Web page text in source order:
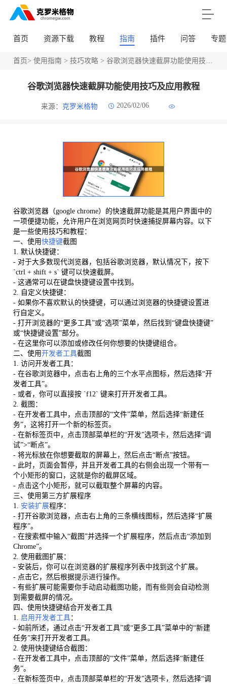
首页 资源下载 教程 指南 插件 问答 专题
首页> 使用指南 > 技巧攻略> 谷歌浏览器快速截屏功能使用技巧及应用教程
谷歌浏览器快速截屏功能使用技巧及应用教程
来源： 克罗米格物 2026/02/06
谷歌浏览器（google chrome）的快速截屏功能是其用户界面中的
一项便捷功能，允许用户在浏览网页时快速捕捉屏幕内容。以下
是一些使用技巧和教程：
一、使用快捷键截图
1. 默认快捷键：
- 对于大多数现代浏览器，包括谷歌浏览器，默认情况下，按下
`ctrl + shift + s` 键可以快速截屏。
- 这通常可以在键盘快捷键设置中找到。
2. 自定义快捷键：
- 如果你不喜欢默认的快捷键，可以通过浏览器的快捷键设置进
行自定义。
- 打开浏览器的“更多工具”或“选项”菜单，然后找到“键盘快捷键”
或“快捷键设置”部分。
- 在这里你可以添加或修改任何你想要的快捷键组合。
二、使用开发者工具截图
1. 访问开发者工具：
- 在谷歌浏览器中，点击右上角的三个水平点图标，然后选择“开
发者工具”。
- 或者，你可以直接按 `f12` 键来打开开发者工具。
2. 截图：
- 在开发者工具中，点击顶部的“文件”菜单，然后选择“新建任
务”，这将打开一个新的标签页。
- 在新标签页中，点击顶部菜单栏的“开发”选项卡，然后选择“调
试”>“断点”。
- 将光标放在你想要截取的屏幕上，然后点击“断点”按钮。
- 此时，页面会暂停，并且开发者工具的右侧会出现一个带有一
个小矩形的窗口，这就是你的截屏区域。
- 点击这个小矩形，就可以截取整个屏幕的内容。
三、使用第三方扩展程序
1. 安装扩展程序：
- 打开谷歌浏览器，点击右上角的三条横线图标，然后选择“扩展
程序”。
- 在搜索框中输入“截图”并选择一个扩展程序，然后点击“添加到
Chrome”。
2. 使用截图扩展：
- 安装后，你可以在浏览器的扩展程序列表中找到这个扩展。
- 点击它，然后根据提示进行操作。
- 有些扩展可能需要你手动启动截图功能，而有些则会自动检测
到需要截屏的情况。
四、使用快捷键结合开发者工具
1. 启用开发者工具：
- 如前所述，通过点击“开发者工具”或“更多工具”菜单中的“新建
任务”来打开开发者工具。
2. 使用快捷键结合截图：
- 在开发者工具中，点击顶部的“文件”菜单，然后选择“新建任
务”。
- 在新标签页中，点击顶部菜单栏的“开发”选项卡，然后选择“调